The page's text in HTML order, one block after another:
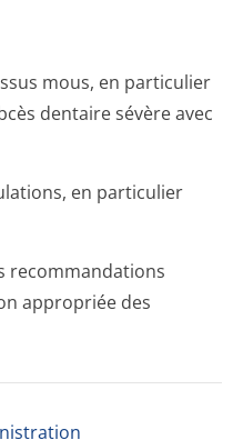
mous, en particulier
dentaire sévère avec
en particulier
recommandations
appropriée des